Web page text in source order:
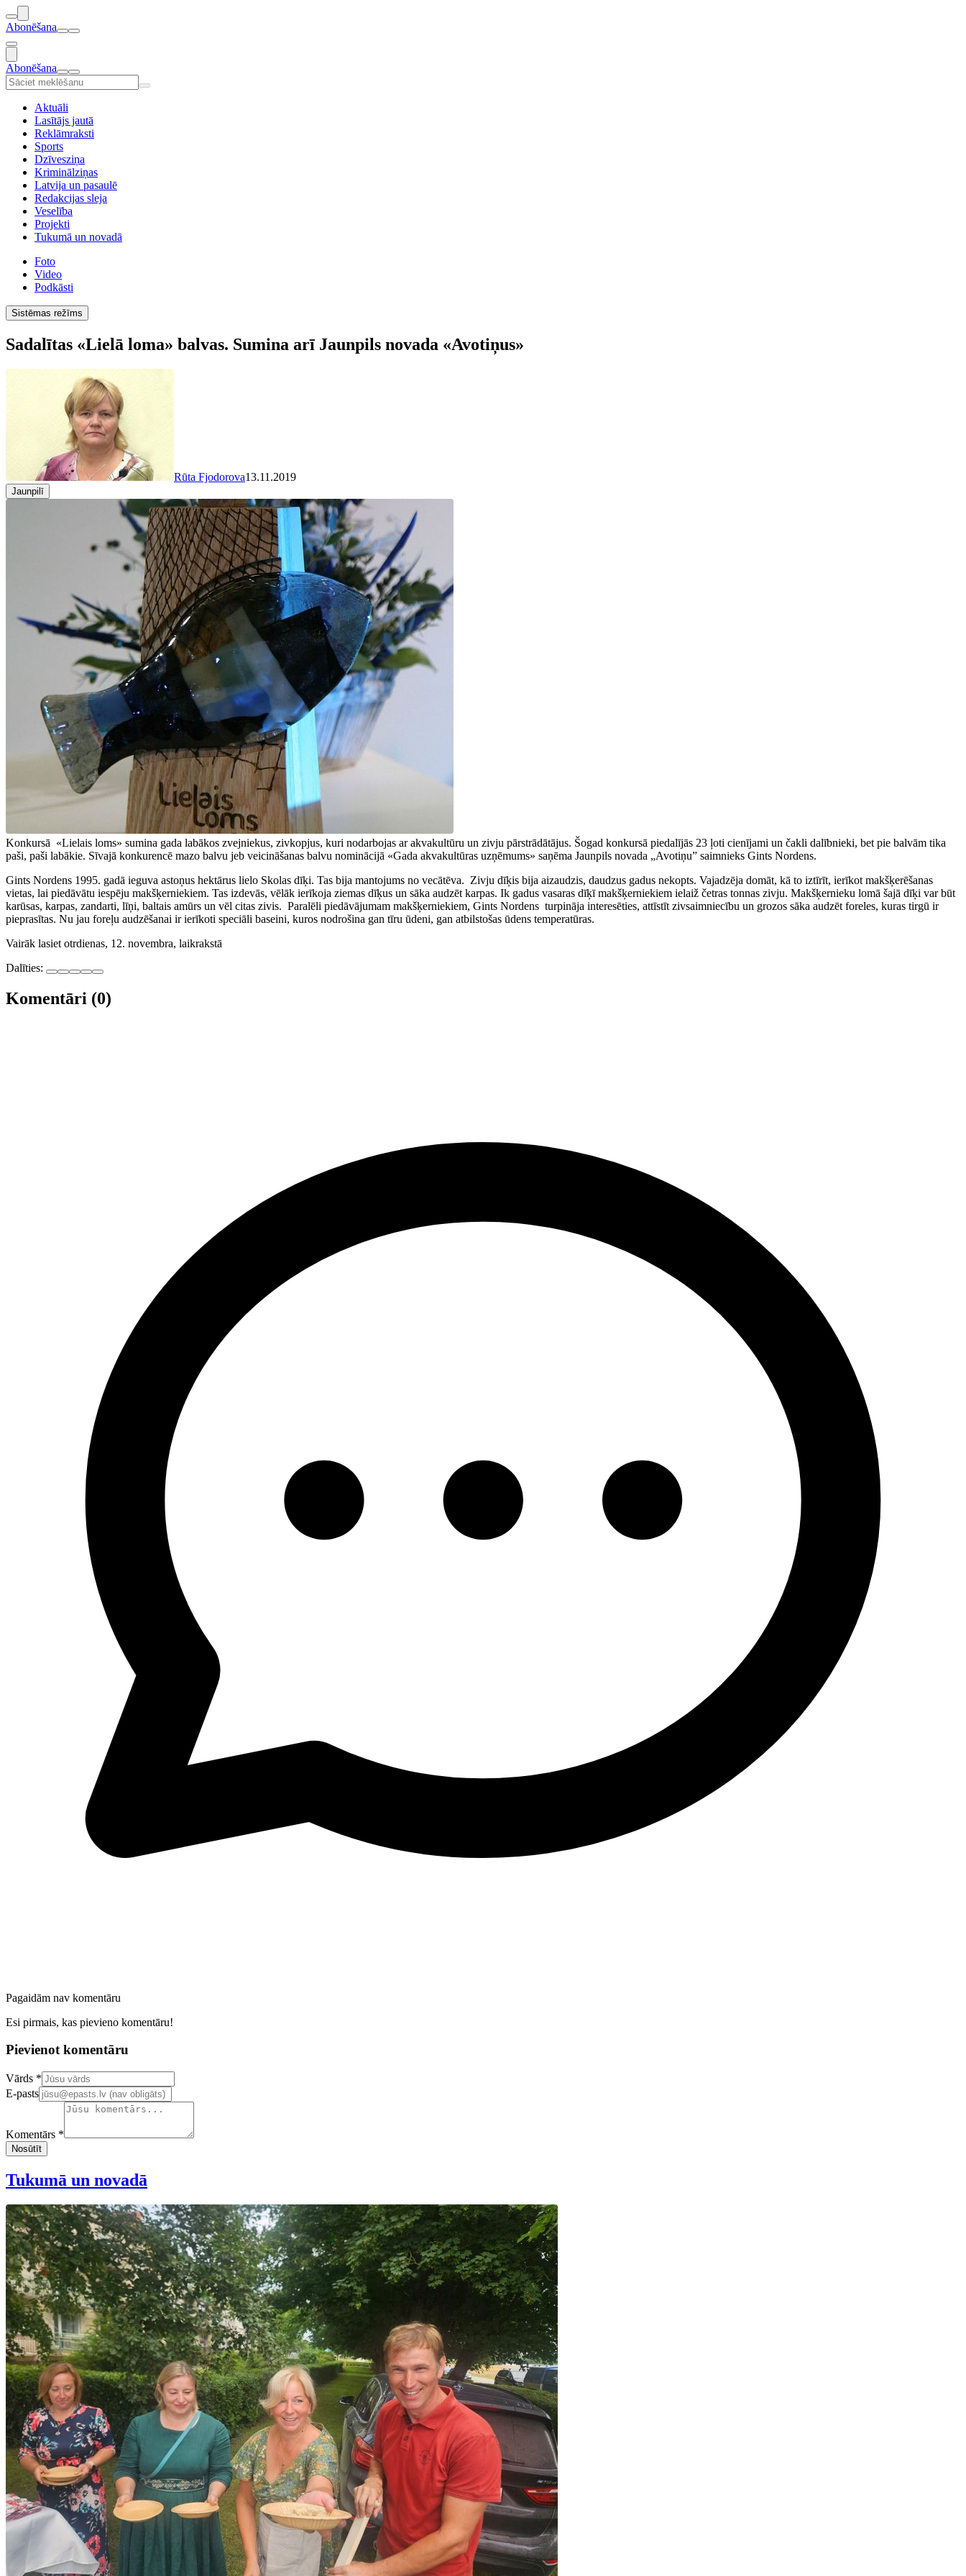
Abonēšana
Abonēšana
Aktuāli
Lasītājs jautā
Reklāmraksti
Sports
Dzīvesziņa
Kriminālziņas
Latvija un pasaulē
Redakcijas sleja
Veselība
Projekti
Tukumā un novadā
Foto
Video
Podkāsti
Sistēmas režīms
Sadalītas «Lielā loma» balvas. Sumina arī Jaunpils novada «Avotiņus»
Rūta Fjodorova13.11.2019
Jaunpilī
Konkursā «Lielais loms» sumina gada labākos zvejniekus, zivkopjus, kuri nodarbojas ar akvakultūru un zivju pārstrādātājus. Šogad konkursā piedalījās 23 ļoti cienījami un čakli dalībnieki, bet pie balvām tika
paši, paši labākie. Sīvajā konkurencē mazo balvu jeb veicināšanas balvu nominācijā «Gada akvakultūras uzņēmums» saņēma Jaunpils novada „Avotiņu” saimnieks Gints Nordens.
Gints Nordens 1995. gadā ieguva astoņus hektārus lielo Skolas dīķi. Tas bija mantojums no vecātēva. Zivju dīķis bija aizaudzis, daudzus gadus nekopts. Vajadzēja domāt, kā to iztīrīt, ierīkot makšķerēšanas
vietas, lai piedāvātu iespēju makšķerniekiem. Tas izdevās, vēlāk ierīkoja ziemas dīķus un sāka audzēt karpas. Ik gadus vasaras dīķī makšķerniekiem ielaiž četras tonnas zivju. Makšķernieku lomā šajā dīķi var būt
karūsas, karpas, zandarti, līņi, baltais amūrs un vēl citas zivis. Paralēli piedāvājumam makšķerniekiem, Gints Nordens turpināja interesēties, attīstīt zivsaimniecību un grozos sāka audzēt foreles, kuras tirgū ir
pieprasītas. Nu jau foreļu audzēšanai ir ierīkoti speciāli baseini, kuros nodrošina gan tīru ūdeni, gan atbilstošas ūdens temperatūras.
Vairāk lasiet otrdienas, 12. novembra, laikrakstā
Dalīties:
Komentāri (0)
Pagaidām nav komentāru
Esi pirmais, kas pievieno komentāru!
Pievienot komentāru
Confirm your email address
Vārds *
E-pasts
Komentārs *
Nosūtīt
Tukumā un novadā